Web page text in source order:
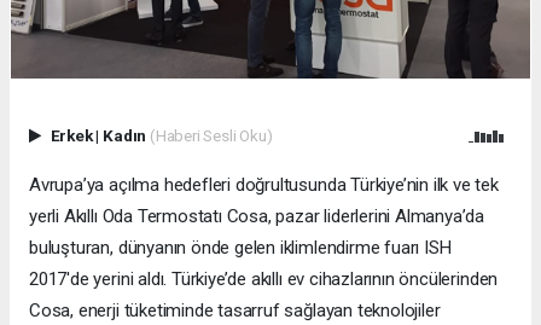
Erkek| Kadın (Haberi Sesli Oku)
Avrupa’ya açılma hedefleri doğrultusunda Türkiye’nin ilk ve tek
yerli Akıllı Oda Termostatı Cosa, pazar liderlerini Almanya’da
buluşturan, dünyanın önde gelen iklimlendirme fuarı ISH
2017'de yerini aldı. Türkiye’de akıllı ev cihazlarının öncülerinden
Cosa, enerji tüketiminde tasarruf sağlayan teknolojiler